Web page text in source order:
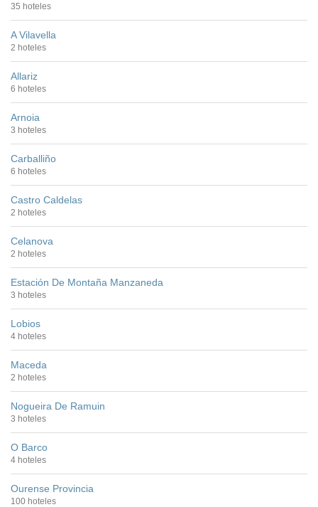
35 hoteles
A Vilavella
2 hoteles
Allariz
6 hoteles
Arnoia
3 hoteles
Carballiño
6 hoteles
Castro Caldelas
2 hoteles
Celanova
2 hoteles
Estación De Montaña Manzaneda
3 hoteles
Lobios
4 hoteles
Maceda
2 hoteles
Nogueira De Ramuin
3 hoteles
O Barco
4 hoteles
Ourense Provincia
100 hoteles